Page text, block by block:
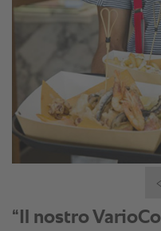
“Il nostro